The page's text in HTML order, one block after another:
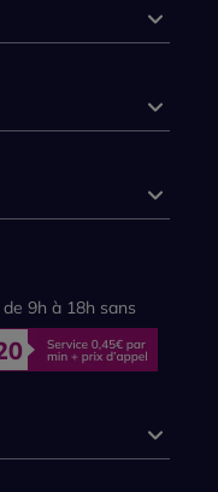
9h à 18h sans